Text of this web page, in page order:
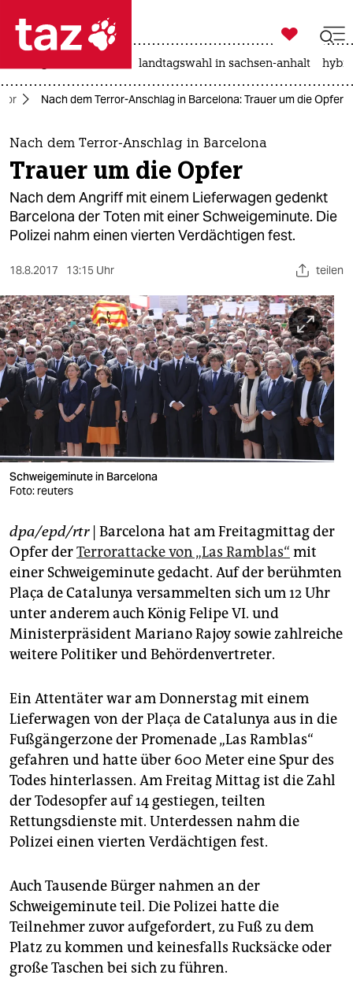
 taz zahl ich
taz zahl ich
themen
politik
öko
sport
berlin
nord
wahrheit
verlag
verlag
veranstaltungen
shop
fragen & hilfe
unterstützen
abo
epaper login

taz zahl ich
landtagswahl in sachsen-anhalt
Nach dem Terror-Anschlag in Barcelona: Trauer um die Opfer
Nach dem Terror-Anschlag in Barcelona
Trauer um die Opfer
Nach dem Angriff mit einem Lieferwagen gedenkt
Barcelona der Toten mit einer Schweigeminute. Die
Polizei nahm einen vierten Verdächtigen fest.
18.8.2017 13:15 Uhr teilen
Schweigeminute in Barcelona
Foto: reuters
dpa/epd/rtr| Barcelona hat am Freitagmittag der
Opfer derTerrorattacke von „Las Ramblas“ mit
einer Schweigeminute gedacht. Auf der berühmten
Plaça de Catalunya versammelten sich um 12 Uhr
unter anderem auch König Felipe VI. und
Ministerpräsident Mariano Rajoy sowie zahlreiche
weitere Politiker und Behördenvertreter.
Ein Attentäter war am Donnerstag mit einem
Lieferwagen von der Plaça de Catalunya aus in die
Fußgängerzone der Promenade „Las Ramblas“
gefahren und hatte über 600 Meter eine Spur des
Todes hinterlassen. Am Freitag Mittag ist die Zahl
der Todesopfer auf 14 gestiegen, teilten
Rettungsdienste mit. Unterdessen nahm die
Polizei einen vierten Verdächtigen fest.
Auch Tausende Bürger nahmen an der
Schweigeminute teil. Die Polizei hatte die
Teilnehmer zuvor aufgefordert, zu Fuß zu dem
Platz zu kommen und keinesfalls Rucksäcke oder
große Taschen bei sich zu führen.